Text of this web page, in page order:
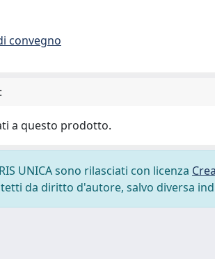
convegno
a questo prodotto.
UNICA sono rilasciati con licenza
da diritto d'autore, salvo diversa